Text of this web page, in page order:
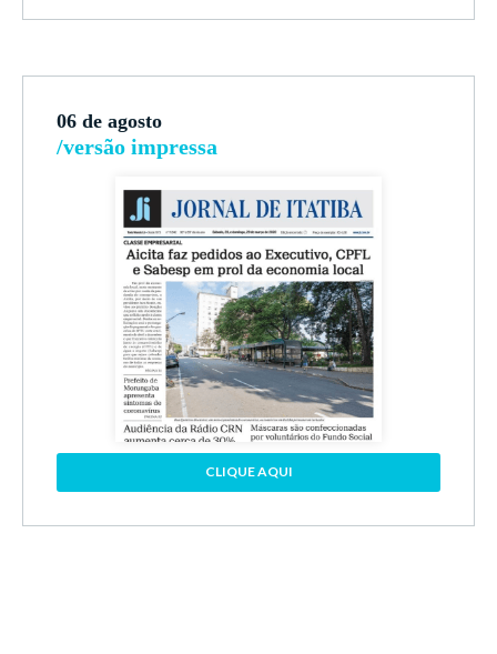
06 de agosto
/versão impressa
CLIQUE AQUI